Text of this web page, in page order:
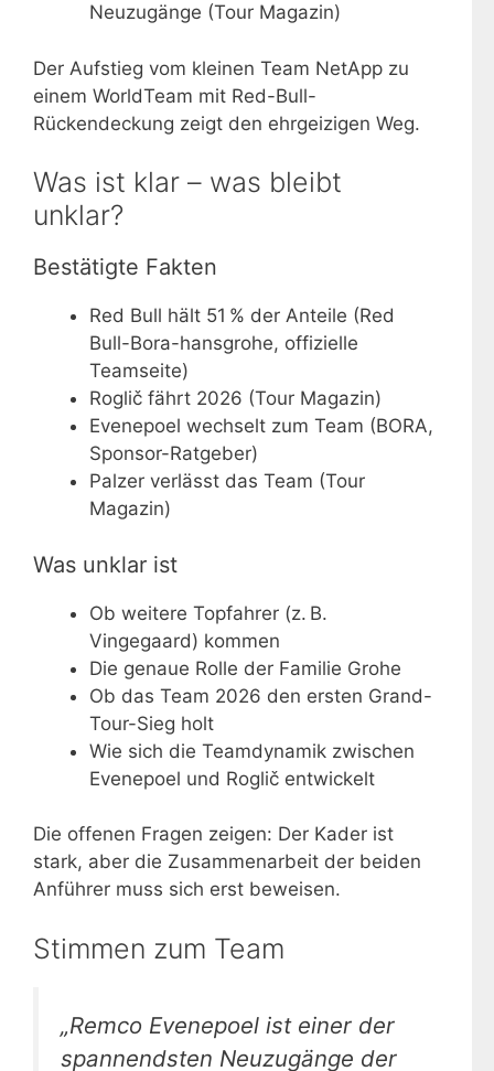
Neuzugänge (Tour Magazin)
Der Aufstieg vom kleinen Team NetApp zu
einem WorldTeam mit Red-Bull-
Rückendeckung zeigt den ehrgeizigen Weg.
Was ist klar – was bleibt
unklar?
Bestätigte Fakten
Red Bull hält 51 % der Anteile (Red
Bull-Bora-hansgrohe, offizielle
Teamseite)
Roglič fährt 2026 (Tour Magazin)
Evenepoel wechselt zum Team (BORA,
Sponsor-Ratgeber)
Palzer verlässt das Team (Tour
Magazin)
Was unklar ist
Ob weitere Topfahrer (z. B.
Vingegaard) kommen
Die genaue Rolle der Familie Grohe
Ob das Team 2026 den ersten Grand-
Tour-Sieg holt
Wie sich die Teamdynamik zwischen
Evenepoel und Roglič entwickelt
Die offenen Fragen zeigen: Der Kader ist
stark, aber die Zusammenarbeit der beiden
Anführer muss sich erst beweisen.
Stimmen zum Team
„Remco Evenepoel ist einer der
spannendsten Neuzugänge der